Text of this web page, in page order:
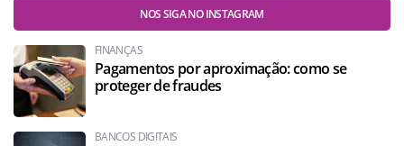
NOS SIGA NO INSTAGRAM
FINANÇAS
Pagamentos por aproximação: como se
proteger de fraudes
BANCOS DIGITAIS